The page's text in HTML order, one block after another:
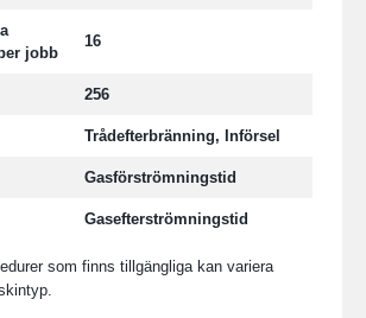
jobb
16
256
Trådefterbränning, Införsel
Gasförströmningstid
Gasefterströmningstid
som finns tillgängliga kan variera